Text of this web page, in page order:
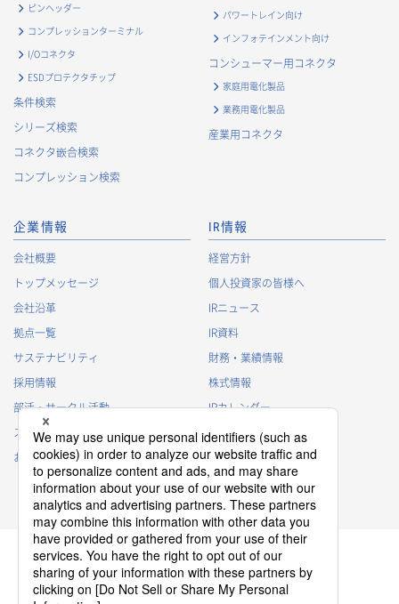
ピンヘッダー
コンプレッションターミナル
I/Oコネクタ
ESDプロテクタチップ
条件検索
シリーズ検索
コネクタ嵌合検索
コンプレッション検索
パワートレイン向け
インフォテインメント向け
コンシューマー用コネクタ
家庭用電化製品
業務用電化製品
産業用コネクタ
企業情報
会社概要
トップメッセージ
会社沿革
拠点一覧
サステナビリティ
採用情報
部活・サークル活動
スポンサー活動
お問い合わせ
IR情報
経営方針
個人投資家の皆様へ
IRニュース
IR資料
財務・業績情報
株式情報
IRカレンダー
IRに関するよくあるご質問
IRポリシー
免責事項